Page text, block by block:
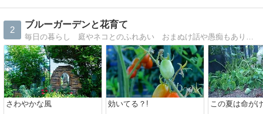
2
ブルーガーデンと花育て
毎日の暮らし 庭やネコとのふれあい おまぬけ話や愚痴もあり 訪問して下さる方も井戸端会議に参加するようにお気軽にコメント下さるとうれしいです。
さわやかな風 効いてる？! この夏は命がけ